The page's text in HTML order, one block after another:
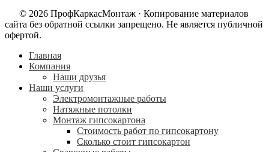
© 2026 ПрофКаркасМонтаж · Копирование материалов
сайта без обратной ссылки запрещено. Не является публичной
офертой.
Главная
Компания
Наши друзья
Наши услуги
Электромонтажные работы
Натяжные потолки
Монтаж гипсокартона
Стоимость работ по гипсокартону
Сколько стоит гипсокартон